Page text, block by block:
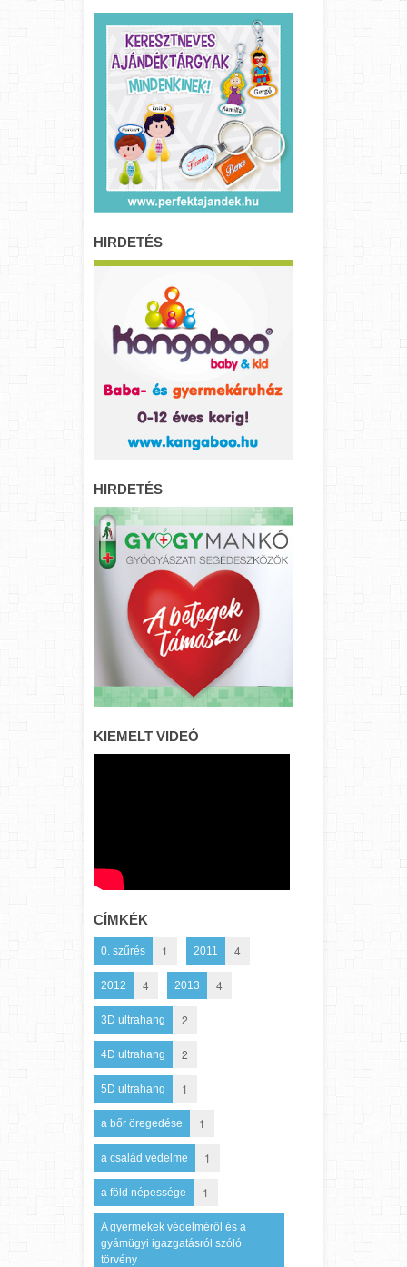
HIRDETÉS
HIRDETÉS
KIEMELT VIDEÓ
CÍMKÉK
0. szűrés 1 2011 4
2012 4 2013 4
3D ultrahang 2
4D ultrahang 2
5D ultrahang 1
a bőr öregedése 1
a család védelme 1
a föld népessége 1
A gyermekek védelméről és a
gyámügyi igazgatásról szóló
törvény